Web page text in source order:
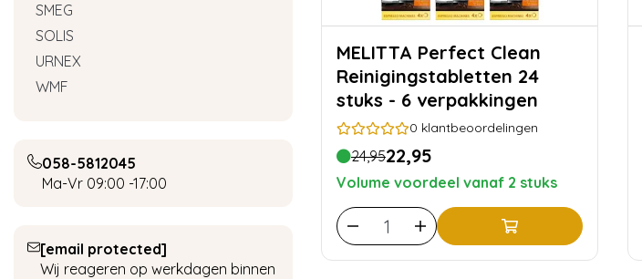
SMEG
SOLIS
URNEX
WMF
058-5812045
Ma-Vr 09:00 -17:00
[email protected]
Wij reageren op werkdagen binnen
MELITTA Perfect Clean
Reinigingstabletten 24
stuks - 6 verpakkingen
0 klantbeoordelingen
24,9522,95
Volume voordeel vanaf 2 stuks